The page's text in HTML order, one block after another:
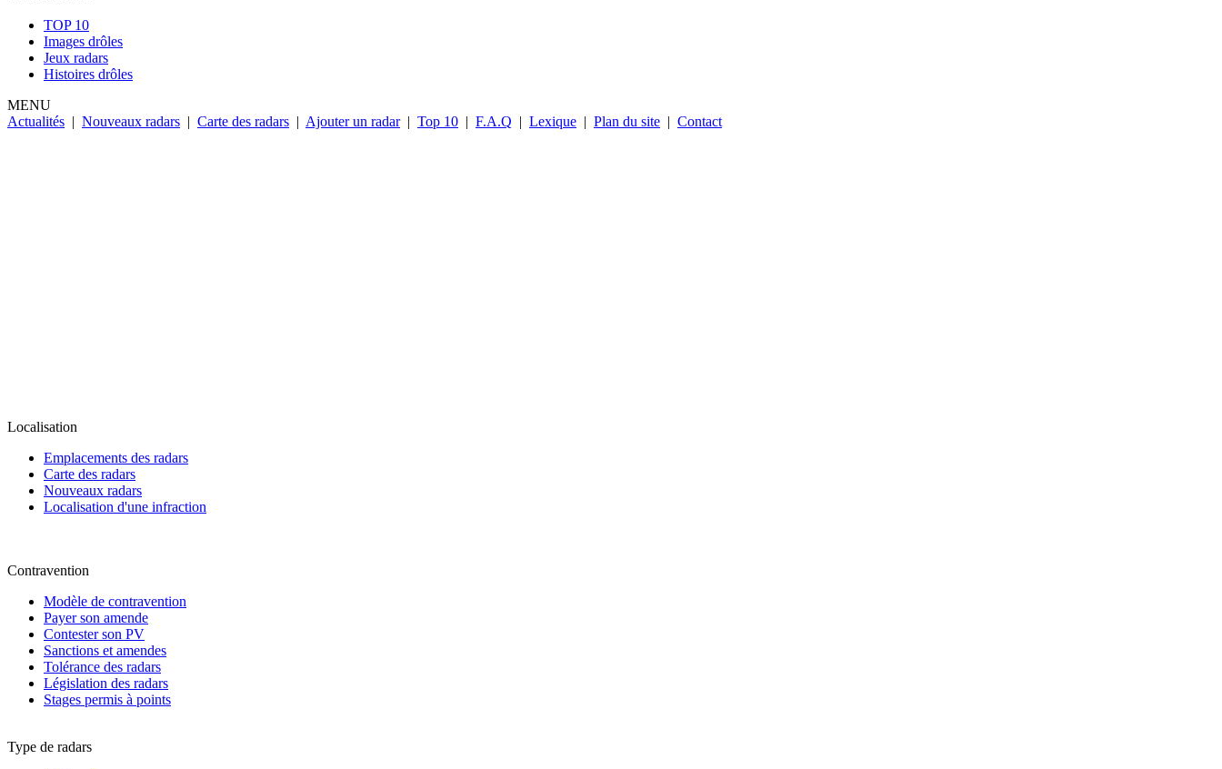
TOP 10
Images drôles
Jeux radars
Histoires drôles
MENU
Actualités | Nouveaux radars | Carte des radars | Ajouter un radar | Top 10 | F.A.Q | Lexique | Plan du site | Contact
Localisation
Emplacements des radars
Carte des radars
Nouveaux radars
Localisation d'une infraction
Contravention
Modèle de contravention
Payer son amende
Contester son PV
Sanctions et amendes
Tolérance des radars
Législation des radars
Stages permis à points
Type de radars